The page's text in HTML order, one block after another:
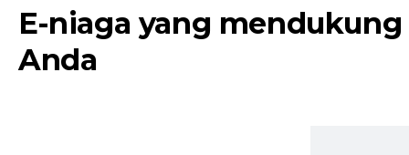
E-niaga yang mendukung
Anda